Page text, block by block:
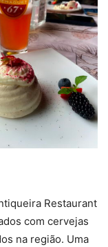
Restaurant
com cervejas
na região. Uma